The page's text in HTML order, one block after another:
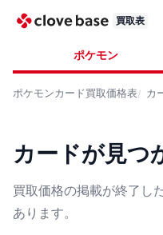
買取表
ポケモン
ポケモンカード買取価格表 カ
カードが見つ
買取価格の掲載が終了し
あります。